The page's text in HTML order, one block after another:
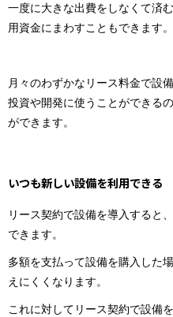
一度に大きな出費をしなくて済
用資金にまわすこともできます。
月々のわずかなリース料金で設
投資や開発に使うことができる
ができます。
いつも新しい設備を利用できる
リース契約で設備を導入すると
できます。
多額を支払って設備を購入した
えにくくなります。
これに対してリース契約で設備